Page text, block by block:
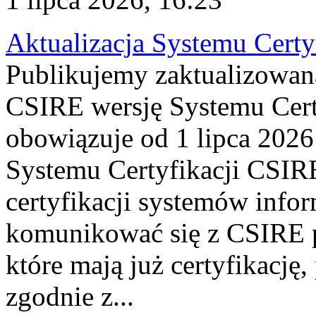
Aktualizacja Systemu
Publikujemy
CSIRE wersję Systemu
obowiązuje od 1 lipca
Systemu Certyfikacji
certyfikacji systemów
komunikować się z
które mają już
zgodnie z...